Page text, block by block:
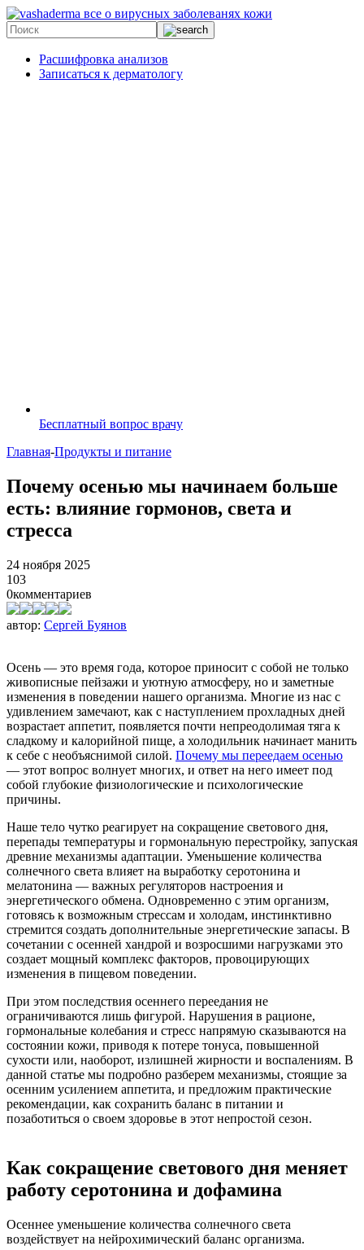
все о вирусных заболеванях кожи
Расшифровка анализов
Записаться к дерматологу
Бесплатный вопрос врачу
Главная-Продукты и питание
Почему осенью мы начинаем больше
есть: влияние гормонов, света и
стресса
24 ноября 2025
103
0комментариев
автор: Сергей Буянов
Осень — это время года, которое приносит с собой не только
живописные пейзажи и уютную атмосферу, но и заметные
изменения в поведении нашего организма. Многие из нас с
удивлением замечают, как с наступлением прохладных дней
возрастает аппетит, появляется почти непреодолимая тяга к
сладкому и калорийной пище, а холодильник начинает манить
к себе с необъяснимой силой. Почему мы переедаем осенью
— этот вопрос волнует многих, и ответ на него имеет под
собой глубокие физиологические и психологические
причины.
Наше тело чутко реагирует на сокращение светового дня,
перепады температуры и гормональную перестройку, запуская
древние механизмы адаптации. Уменьшение количества
солнечного света влияет на выработку серотонина и
мелатонина — важных регуляторов настроения и
энергетического обмена. Одновременно с этим организм,
готовясь к возможным стрессам и холодам, инстинктивно
стремится создать дополнительные энергетические запасы. В
сочетании с осенней хандрой и возросшими нагрузками это
создает мощный комплекс факторов, провоцирующих
изменения в пищевом поведении.
При этом последствия осеннего переедания не
ограничиваются лишь фигурой. Нарушения в рационе,
гормональные колебания и стресс напрямую сказываются на
состоянии кожи, приводя к потере тонуса, повышенной
сухости или, наоборот, излишней жирности и воспалениям. В
данной статье мы подробно разберем механизмы, стоящие за
осенним усилением аппетита, и предложим практические
рекомендации, как сохранить баланс в питании и
позаботиться о своем здоровье в этот непростой сезон.
Как сокращение светового дня меняет
работу серотонина и дофамина
Осеннее уменьшение количества солнечного света
воздействует на нейрохимический баланс организма.